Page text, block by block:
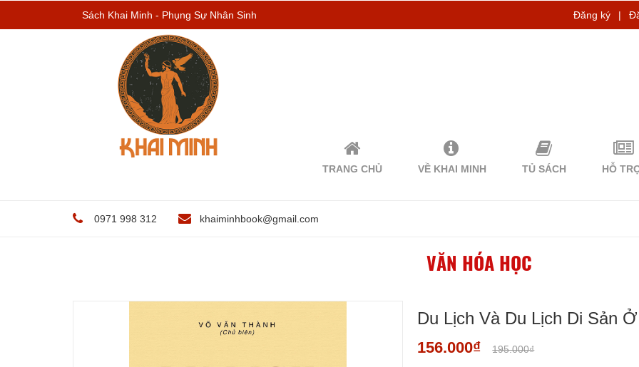
Sách Khai Minh - Phụng Sự Nhân Sinh Đăng ký |
TRANG CHỦ VỀ KHAI MINH TỦ SÁCH HỖ
0971 998 312 khaiminhbook@gmail.com
VĂN HÓA HỌC
Du Lịch Và Du Lịch Di Sản
156.000₫ 195.000₫